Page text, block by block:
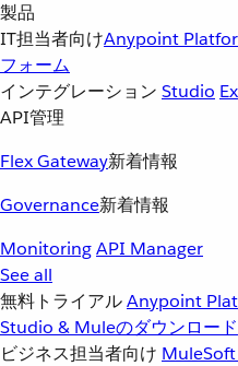
製品
IT担当者向けAnypoint
フォーム
インテグレーション Studio
API管理
Flex Gateway新着情報
Governance新着情報
MonitoringAPI Manager
See all
無料トライアルAnypoint
Studio & Muleのダウンロード
ビジネス担当者向け